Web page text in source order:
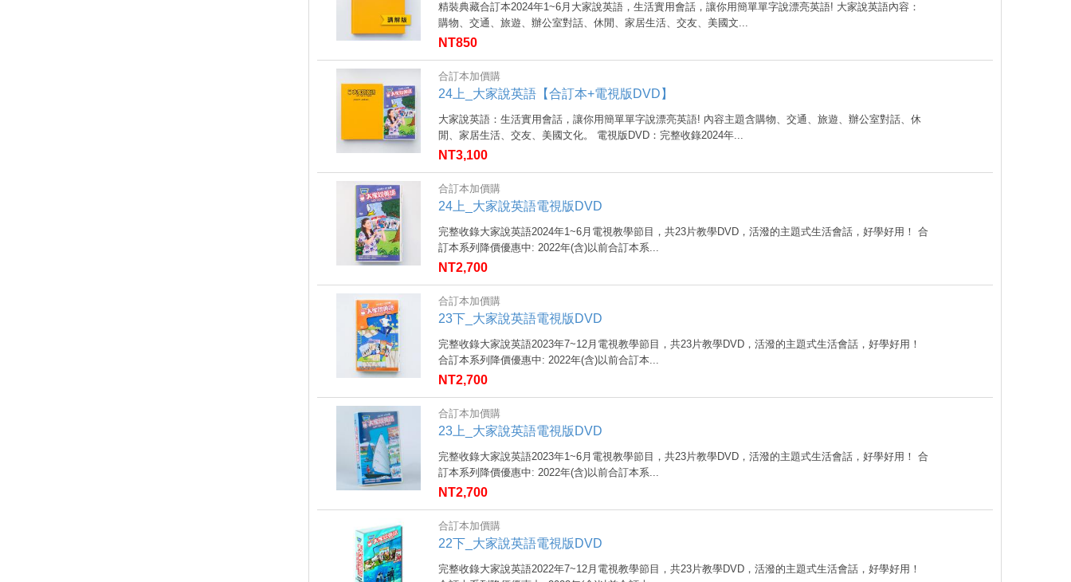
精裝典藏合訂本2024年1~6月大家說英語，生活實用會話，讓你用簡單單字說漂亮英語! 大家說英語內容：
購物、交通、旅遊、辦公室對話、休閒、家居生活、交友、美國文...
NT850
合訂本加價購
24上_大家說英語【合訂本+電視版DVD】
大家說英語：生活實用會話，讓你用簡單單字說漂亮英語! 內容主題含購物、交通、旅遊、辦公室對話、休
閒、家居生活、交友、美國文化。 電視版DVD：完整收錄2024年...
NT3,100
合訂本加價購
24上_大家說英語電視版DVD
完整收錄大家說英語2024年1~6月電視教學節目，共23片教學DVD，活潑的主題式生活會話，好學好用！ 合
訂本系列降價優惠中: 2022年(含)以前合訂本系...
NT2,700
合訂本加價購
23下_大家說英語電視版DVD
完整收錄大家說英語2023年7~12月電視教學節目，共23片教學DVD，活潑的主題式生活會話，好學好用！
合訂本系列降價優惠中: 2022年(含)以前合訂本...
NT2,700
合訂本加價購
23上_大家說英語電視版DVD
完整收錄大家說英語2023年1~6月電視教學節目，共23片教學DVD，活潑的主題式生活會話，好學好用！ 合
訂本系列降價優惠中: 2022年(含)以前合訂本系...
NT2,700
合訂本加價購
22下_大家說英語電視版DVD
完整收錄大家說英語2022年7~12月電視教學節目，共23片教學DVD，活潑的主題式生活會話，好學好用！